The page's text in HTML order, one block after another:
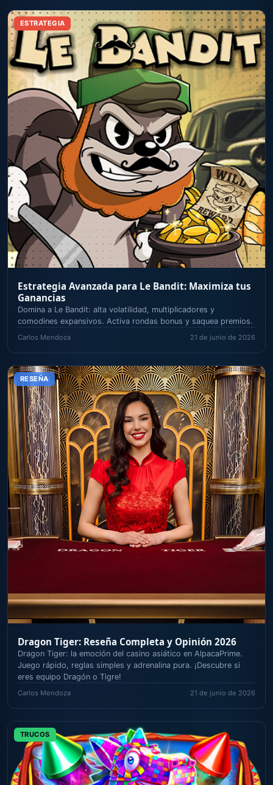
ESTRATEGIA
Estrategia Avanzada para Le Bandit: Maximiza tus
Ganancias
Domina a Le Bandit: alta volatilidad, multiplicadores y
comodines expansivos. Activa rondas bonus y saquea premios.
Carlos Mendoza 21 de junio de 2026
RESEÑA
Dragon Tiger: Reseña Completa y Opinión 2026
Dragon Tiger: la emoción del casino asiático en AlpacaPrime.
Juego rápido, reglas simples y adrenalina pura. ¡Descubre si
eres equipo Dragón o Tigre!
Carlos Mendoza 21 de junio de 2026
TRUCOS